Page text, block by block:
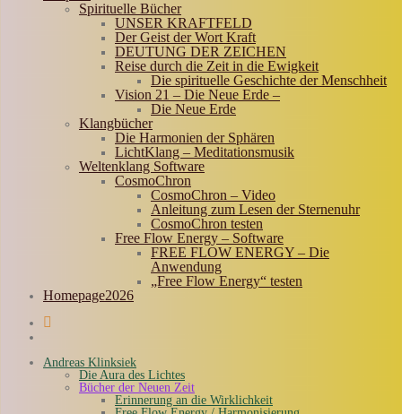
Spirituelle Bücher
UNSER KRAFTFELD
Der Geist der Wort Kraft
DEUTUNG DER ZEICHEN
Reise durch die Zeit in die Ewigkeit
Die spirituelle Geschichte der Menschheit
Vision 21 – Die Neue Erde –
Die Neue Erde
Klangbücher
Die Harmonien der Sphären
LichtKlang – Meditationsmusik
Weltenklang Software
CosmoChron
CosmoChron – Video
Anleitung zum Lesen der Sternenuhr
CosmoChron testen
Free Flow Energy – Software
FREE FLOW ENERGY – Die
Anwendung
„Free Flow Energy“ testen
Homepage2026
Andreas Klinksiek
Die Aura des Lichtes
Bücher der Neuen Zeit
Erinnerung an die Wirklichkeit